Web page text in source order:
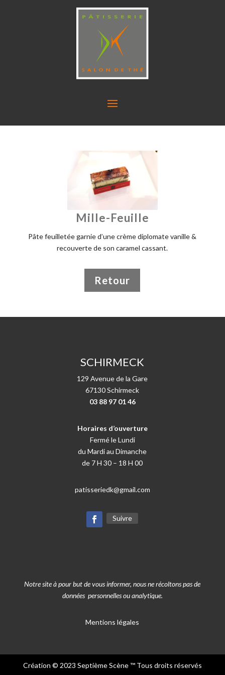
Mille-Feuille
Pâte feuilletée garnie d’une crème diplomate vanille &
recouverte de son caramel cassant.
Retour
SCHIRMECK
129 Avenue de la Gare
67130 Schirmeck
03 88 97 01 46
Horaires d’ouverture
Fermé le Lundi
du Mardi au Dimanche
de 7 H 30 – 18 H 00
patisseriedk@gmail.com
Suivre
Notre site à pour but de vous informer, nous ne récoltons pas de
données personnelles ou analytique.
Mentions légales
Création © 2023 Septième Scène™ Tous droits réservés